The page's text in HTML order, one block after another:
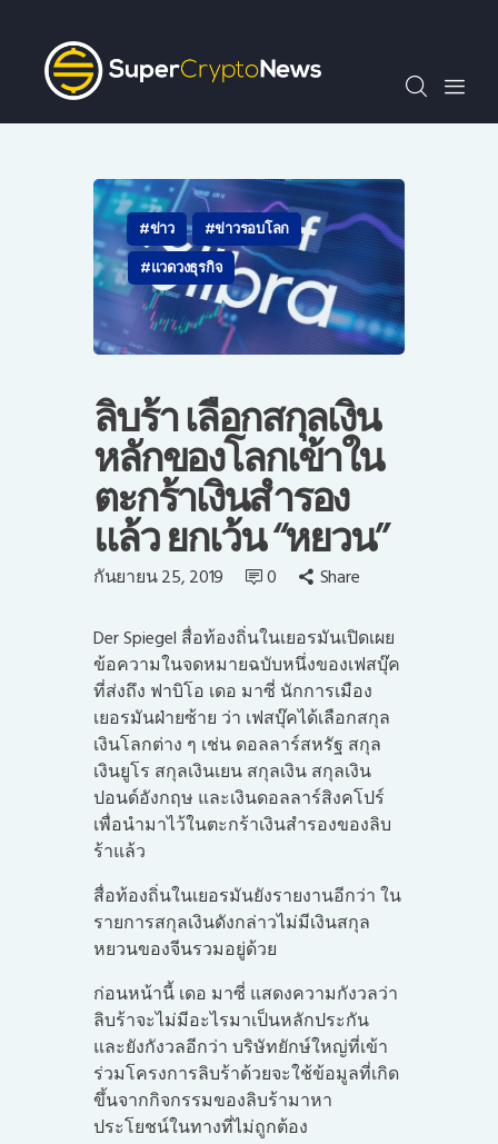
SCN30index
ข่าว
ถาม-ตอบ
ความรู้เบื้องต้น
วีดีโอ
ข่าวประชาสัมพันธ์
ไทย
ข่าว
ข่าวรอบโลก
แวดวงธุรกิจ
ลิบร้า เลือกสกุลเงิน
หลักของโลกเข้าใน
ตะกร้าเงินสำรอง
แล้ว ยกเว้น “หยวน”
กันยายน 25, 2019 0 Share
Der Spiegel สื่อท้องถิ่นในเยอรมันเปิดเผย
ข้อความในจดหมายฉบับหนึ่งของเฟสบุ๊ค
ที่ส่งถึง ฟาบิโอ เดอ มาซี่ นักการเมือง
เยอรมันฝ่ายซ้าย ว่า เฟสบุ๊คได้เลือกสกุล
เงินโลกต่าง ๆ เช่น ดอลลาร์สหรัฐ สกุล
เงินยูโร สกุลเงินเยน สกุลเงิน สกุลเงิน
ปอนด์อังกฤษ และเงินดอลลาร์สิงคโปร์
เพื่อนำมาไว้ในตะกร้าเงินสำรองของลิบ
ร้าแล้ว
สื่อท้องถิ่นในเยอรมันยังรายงานอีกว่า ใน
รายการสกุลเงินดังกล่าวไม่มีเงินสกุล
หยวนของจีนรวมอยู่ด้วย
ก่อนหน้านี้ เดอ มาซี่ แสดงความกังวลว่า
ลิบร้าจะไม่มีอะไรมาเป็นหลักประกัน
และยังกังวลอีกว่า บริษัทยักษ์ใหญ่ที่เข้า
ร่วมโครงการลิบร้าด้วยจะใช้ข้อมูลที่เกิด
ขึ้นจากกิจกรรมของลิบร้ามาหา
ประโยชน์ในทางที่ไม่ถูกต้อง